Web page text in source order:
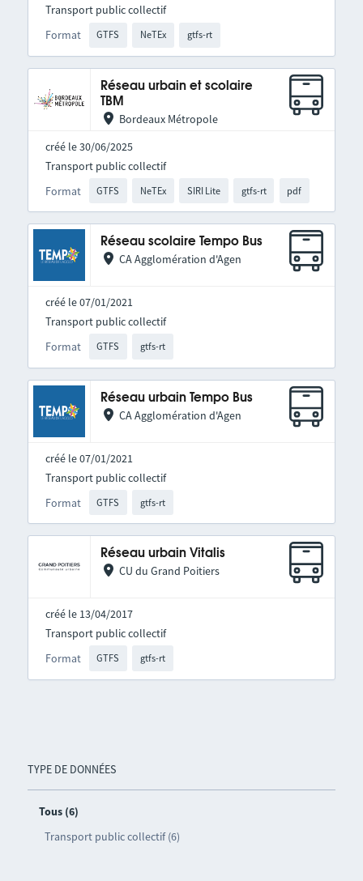
TYPE DE DONNÉES
Tous (6)
Transport public collectif (6)
Format GTFS NeTEx gtfs-rt
Transport public collectif
Réseau urbain et scolaire
TBM
Bordeaux Métropole
créé le 30/06/2025
Format GTFS NeTEx SIRI Lite gtfs-rt pdf
Transport public collectif
Réseau scolaire Tempo Bus
CA Agglomération d'Agen
créé le 07/01/2021
Format GTFS gtfs-rt
Transport public collectif
Réseau urbain Tempo Bus
CA Agglomération d'Agen
créé le 07/01/2021
Format GTFS gtfs-rt
Transport public collectif
Réseau urbain Vitalis
CU du Grand Poitiers
créé le 13/04/2017
Format GTFS gtfs-rt
Transport public collectif